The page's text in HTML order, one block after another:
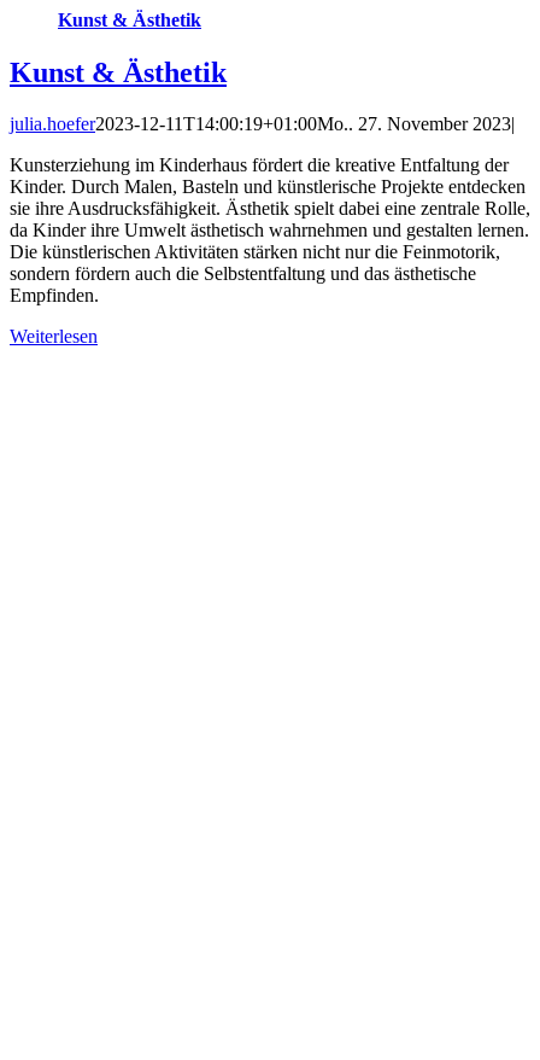
Kunst & Ästhetik
Kunst & Ästhetik
julia.hoefer2023-12-11T14:00:19+01:00Mo.. 27. November 2023|
Kunsterziehung im Kinderhaus fördert die kreative Entfaltung der
Kinder. Durch Malen, Basteln und künstlerische Projekte entdecken
sie ihre Ausdrucksfähigkeit. Ästhetik spielt dabei eine zentrale Rolle,
da Kinder ihre Umwelt ästhetisch wahrnehmen und gestalten lernen.
Die künstlerischen Aktivitäten stärken nicht nur die Feinmotorik,
sondern fördern auch die Selbstentfaltung und das ästhetische
Empfinden.
Weiterlesen